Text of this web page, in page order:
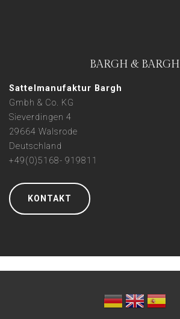
BARGH & BARGH
Sattelmanufaktur Bargh
Gmbh & Co. KG
Sieverdingen 4
29664 Walsrode
Deutschland
+49(0)5168- 919811
KONTAKT